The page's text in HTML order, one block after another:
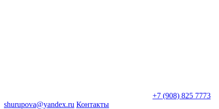
+7 (908) 825 7773
shurupova@yandex.ru Контакты